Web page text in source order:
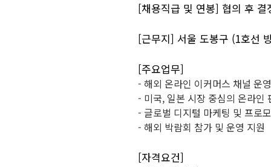
[채용직급 및 연봉] 협의 후
[근무지] 서울 도봉구 (1호선
[주요업무]
- 해외 온라인 이커머스 채널 운
- 미국, 일본 시장 중심의 온라인
- 글로벌 디지털 마케팅 및 프로
- 해외 박람회 참가 및 운영 지원
[자격요건]